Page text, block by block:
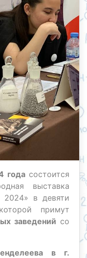
года состоится
выставка
2024» в девяти
примут
заведений со
в г.